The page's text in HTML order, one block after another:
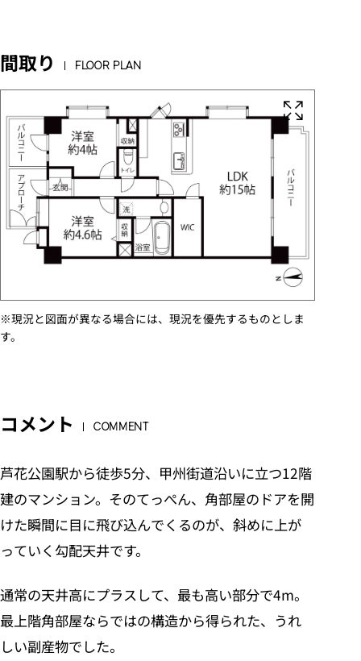
間取り FLOOR PLAN
※現況と図面が異なる場合には、現況を優先するものとしま
す。
コメント COMMENT
芦花公園駅から徒歩5分、甲州街道沿いに立つ12階
建のマンション。そのてっぺん、角部屋のドアを開
けた瞬間に目に飛び込んでくるのが、斜めに上が
っていく勾配天井です。
通常の天井高にプラスして、最も高い部分で4m。
最上階角部屋ならではの構造から得られた、うれ
しい副産物でした。